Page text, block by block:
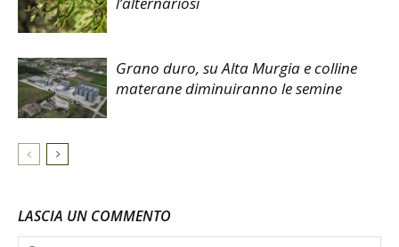
Grano duro, su Alta Murgia e colline
materane diminuiranno le semine
LASCIA UN COMMENTO